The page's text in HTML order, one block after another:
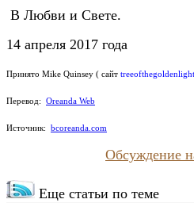
В Любви и Свете.
14 апреля 2017 года
Принято Mike Quinsey ( сайт
Перевод: Oreanda Web
Источник: bcoreanda.com
Обсуждение
Еще статьи по теме